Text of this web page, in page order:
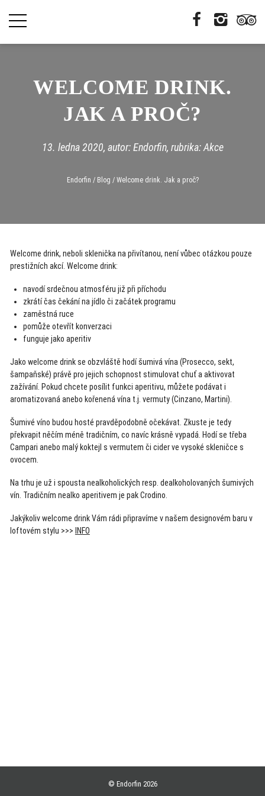
WELCOME DRINK.
JAK A PROČ?
13. ledna 2020, autor: Endorfin, rubrika:Akce
Endorfin / Blog / Welcome drink. Jak a proč?
Welcome drink, neboli sklenička na přivítanou, není vůbec otázkou pouze
prestižních akcí. Welcome drink:
navodí srdečnou atmosféru již při příchodu
zkrátí čas čekání na jídlo či začátek programu
zaměstná ruce
pomůže otevřít konverzaci
funguje jako aperitiv
Jako welcome drink se obzvláště hodí šumivá vína (Prosecco, sekt,
šampaňské) právě pro jejich schopnost stimulovat chuť a aktivovat
zažívání. Pokud chcete posílit funkci aperitivu, můžete podávat i
aromatizovaná anebo kořenená vína t.j. vermuty (Cinzano, Martini).
Šumivé víno budou hosté pravděpodobně očekávat. Zkuste je tedy
překvapit něčím méně tradičním, co navíc krásně vypadá. Hodí se třeba
Campari anebo malý koktejl s vermutem či cider ve vysoké skleničce s
ovocem.
Na trhu je už i spousta nealkoholických resp. dealkoholovaných šumivých
vín. Tradičním nealko aperitivem je pak Crodino.
Jakýkoliv welcome drink Vám rádi připravíme v našem designovém baru v
loftovém stylu >>> INFO
© Endorfin 2026